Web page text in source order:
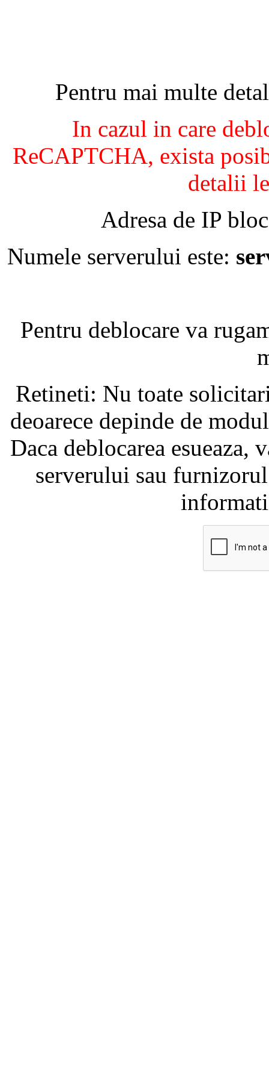
Pentru mai multe
In cazul in care
ReCAPTCHA, exista
detalii
Adresa de IP
Numele serverului este:
Pentru deblocare va
Retineti: Nu toate
deoarece depinde de
Daca deblocarea
serverului sau